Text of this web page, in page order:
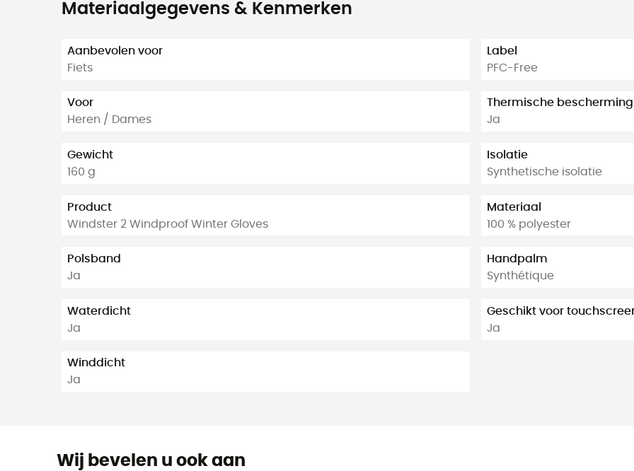
Materiaalgegevens & Kenmerken
Aanbevolen voor
Fiets
Voor
Heren / Dames
Gewicht
160 g
Product
Windster 2 Windproof Winter Gloves
Polsband
Ja
Waterdicht
Ja
Winddicht
Ja
Label
PFC-Free
Thermische bescherming
Ja
Isolatie
Synthetische isolatie
Materiaal
100 % polyester
Handpalm
Synthétique
Geschikt voor
Ja
Wij bevelen u ook aan